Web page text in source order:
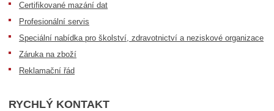
Certifikované mazání dat
Profesionální servis
Speciální nabídka pro školství, zdravotnictví a neziskové organizace
Záruka na zboží
Reklamační řád
RYCHLÝ KONTAKT